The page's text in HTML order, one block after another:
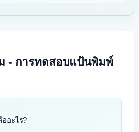
- การทดสอบแป้นพิมพ์
ออะไร?